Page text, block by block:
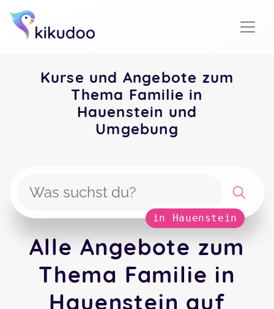
Kurse und Angebote zum
Thema Familie in
Hauenstein und
Umgebung
in Hauenstein
Alle Angebote zum
Thema Familie in
Hauenstein auf